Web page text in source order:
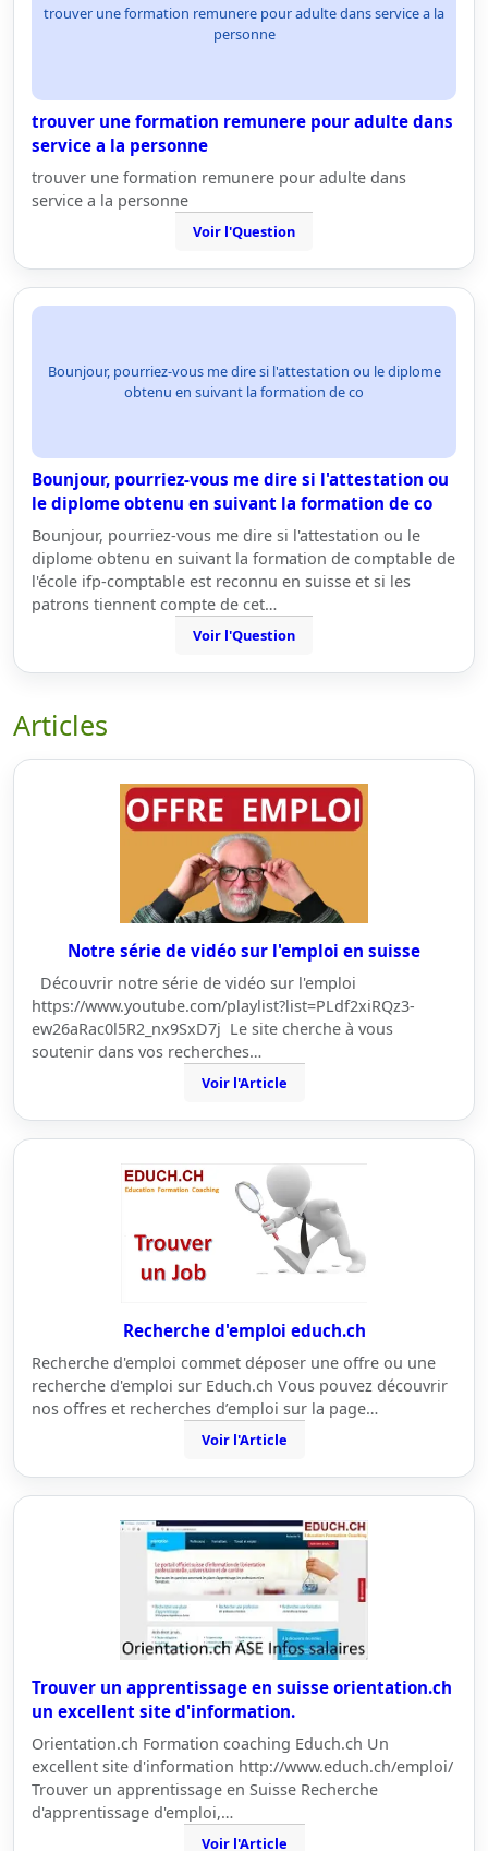
trouver une formation remunere pour adulte dans service a la
personne
trouver une formation remunere pour adulte dans
service a la personne
trouver une formation remunere pour adulte dans
service a la personne
Voir l'Question
Bounjour, pourriez-vous me dire si l'attestation ou le diplome
obtenu en suivant la formation de co
Bounjour, pourriez-vous me dire si l'attestation ou
le diplome obtenu en suivant la formation de co
Bounjour, pourriez-vous me dire si l'attestation ou le
diplome obtenu en suivant la formation de comptable de
l'école ifp-comptable est reconnu en suisse et si les
patrons tiennent compte de cet…
Voir l'Question
Articles
Notre série de vidéo sur l'emploi en suisse
Découvrir notre série de vidéo sur l'emploi
https://www.youtube.com/playlist?list=PLdf2xiRQz3-
ew26aRac0l5R2_nx9SxD7j Le site cherche à vous
soutenir dans vos recherches…
Voir l'Article
Recherche d'emploi educh.ch
Recherche d'emploi commet déposer une offre ou une
recherche d'emploi sur Educh.ch Vous pouvez découvrir
nos offres et recherches d’emploi sur la page…
Voir l'Article
Trouver un apprentissage en suisse orientation.ch
un excellent site d'information.
Orientation.ch Formation coaching Educh.ch Un
excellent site d'information http://www.educh.ch/emploi/
Trouver un apprentissage en Suisse Recherche
d'apprentissage d'emploi,…
Voir l'Article